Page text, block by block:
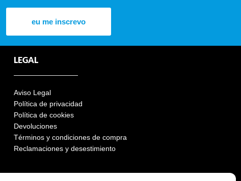
eu me inscrevo
LEGAL
Aviso Legal
Política de privacidad
Política de cookies
Devoluciones
Términos y condiciones de compra
Reclamaciones y desestimiento